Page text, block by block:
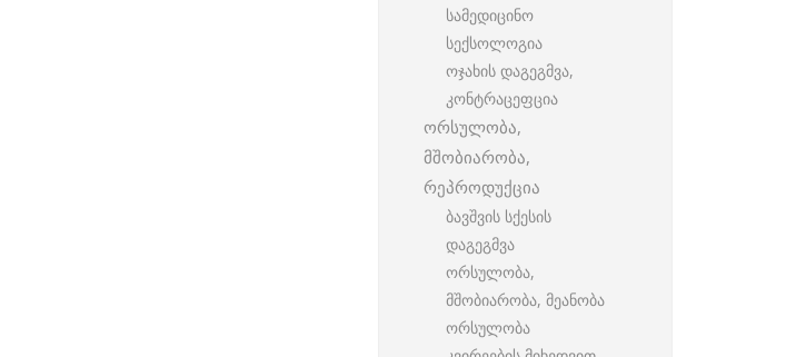
სამედიცინო
სექსოლოგია
ოჯახის დაგეგმვა,
კონტრაცეფცია
ორსულობა,
მშობიარობა,
რეპროდუქცია
ბავშვის სქესის
დაგეგმვა
ორსულობა,
მშობიარობა, მეანობა
ორსულობა